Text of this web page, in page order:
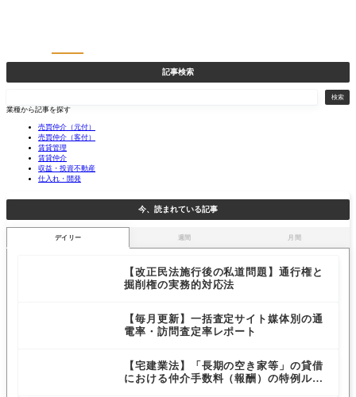
記事検索
索
検索
業種から記事を探す
売買仲介（元付）
売買仲介（客付）
賃貸管理
賃貸仲介
収益・投資不動産
仕入れ・開発
今、読まれている記事
デイリー 週間 月間
【改正民法施行後の私道問題】通行権と
掘削権の実務的対応法
【毎月更新】一括査定サイト媒体別の通
電率・訪問査定率レポート
【宅建業法】「長期の空き家等」の貸借
における仲介手数料（報酬）の特例ルー